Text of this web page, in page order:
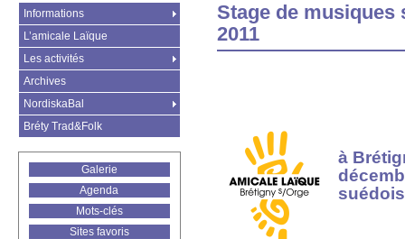
Stage de musiques
2011
à
Informations
L’amicale Laïque
Les activités
Archives
NordiskaBal
Bréty Trad&Folk
Galerie
Agenda
Mots-clés
Sites favoris